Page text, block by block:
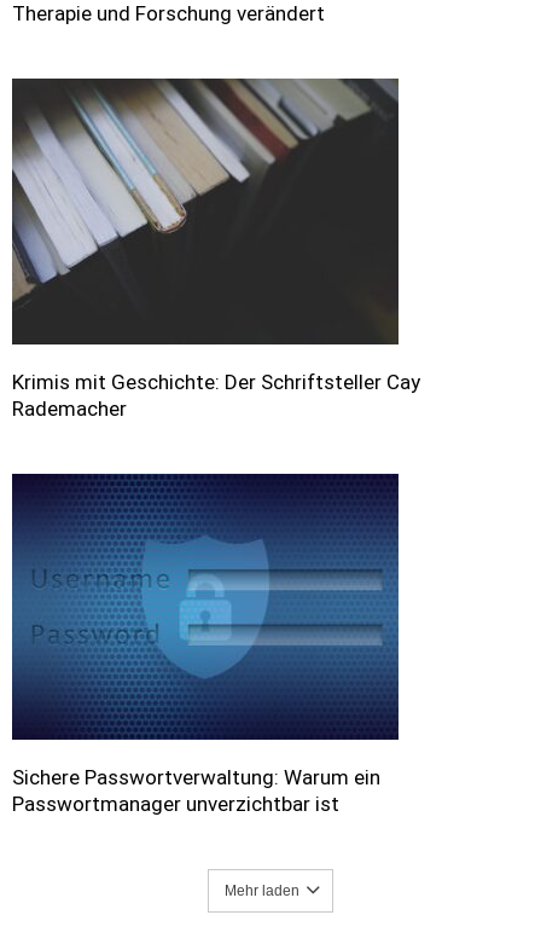
Therapie und Forschung verändert
Krimis mit Geschichte: Der Schriftsteller Cay
Rademacher
Sichere Passwortverwaltung: Warum ein
Passwortmanager unverzichtbar ist
Mehr laden